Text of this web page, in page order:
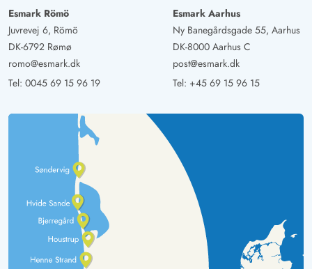
Esmark Römö
Juvrevej 6, Römö
DK-6792 Rømø
romo@esmark.dk
Tel: 0045 69 15 96 19
Esmark Aarhus
Ny Banegårdsgade 55, Aarhus
DK-8000 Aarhus C
post@esmark.dk
Tel: +45 69 15 96 15